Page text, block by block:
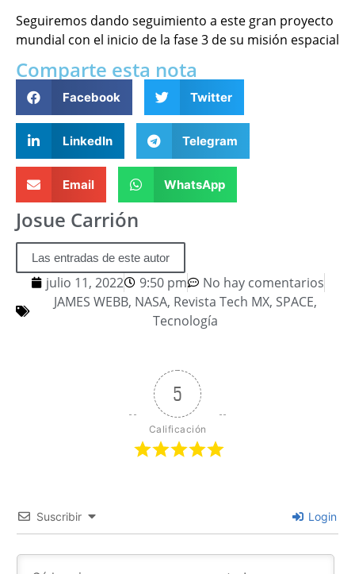
Seguiremos dando seguimiento a este gran proyecto
mundial con el inicio de la fase 3 de su misión espacial
Comparte esta nota
Facebook Twitter
LinkedIn Telegram
Email WhatsApp
Josue Carrión
Las entradas de este autor
julio 11, 2022 9:50 pm
No hay comentarios
JAMES WEBB, NASA, Revista Tech MX, SPACE,
Tecnología
5
Calificación
Suscribir Login